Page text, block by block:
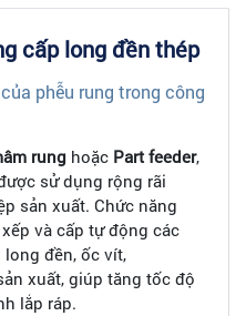
cấp long đền thép
phễu rung trong công
rung hoặc Part feeder,
sử dụng rộng rãi
sản xuất. Chức năng
và cấp tự động các
đền, ốc vít,
xuất, giúp tăng tốc độ
lắp ráp.